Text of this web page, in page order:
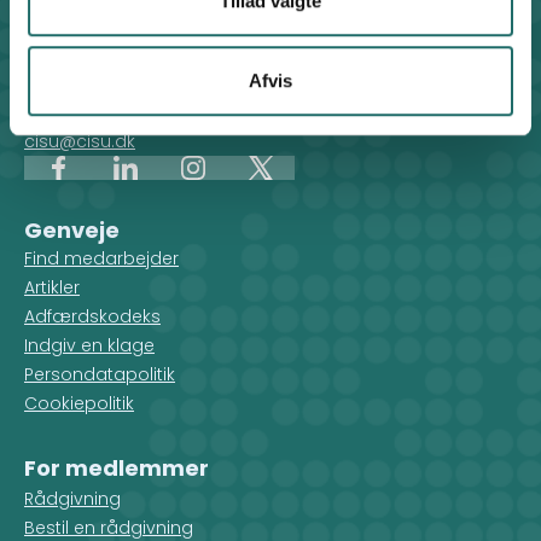
Afvis
Klosterport 4x, 8000 Aarhus
Kontakt sekretariatet på hverdage kl. 10-14 på:
8612 0342
cisu@cisu.dk
FacebookLinkedInInstagram
X
Genveje
Find medarbejder
Artikler
Adfærdskodeks
Indgiv en klage
Persondatapolitik
Cookiepolitik
For medlemmer
Rådgivning
Bestil en rådgivning